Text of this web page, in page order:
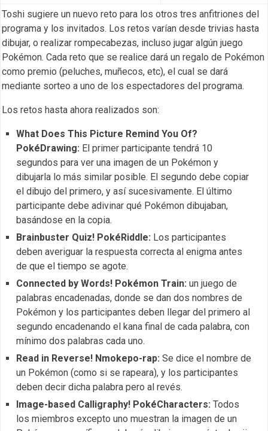
Toshi sugiere un nuevo reto para los otros tres anfitriones del
programa y los invitados. Los retos varían desde trivias hasta
dibujar, o realizar rompecabezas, incluso jugar algún juego
Pokémon. Cada reto que se realice dará un regalo de Pokémon
como premio (peluches, muñecos, etc), el cual se dará
mediante sorteo a uno de los espectadores del programa.
Los retos hasta ahora realizados son:
What Does This Picture Remind You Of?
PokéDrawing: El primer participante tendrá 10
segundos para ver una imagen de un Pokémon y
dibujarla lo más similar posible. El segundo debe copiar
el dibujo del primero, y así sucesivamente. El último
participante debe adivinar qué Pokémon dibujaban,
basándose en la copia.
Brainbuster Quiz! PokéRiddle: Los participantes
deben averiguar la respuesta correcta al enigma antes
de que el tiempo se agote.
Connected by Words! Pokémon Train: un juego de
palabras encadenadas, donde se dan dos nombres de
Pokémon y los participantes deben llegar del primero al
segundo encadenando el kana final de cada palabra, con
mínimo dos palabras cada uno.
Read in Reverse! Nmokepo-rap: Se dice el nombre de
un Pokémon (como si se rapeara), y los participantes
deben decir dicha palabra pero al revés.
Image-based Calligraphy! PokéCharacters: Todos
los miembros excepto uno muestran la imagen de un